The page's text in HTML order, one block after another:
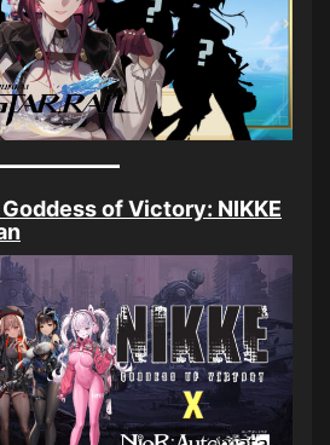
of Victory: NIKKE